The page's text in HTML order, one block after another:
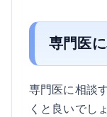
専門医
専門医に相談
くと良いでしょ